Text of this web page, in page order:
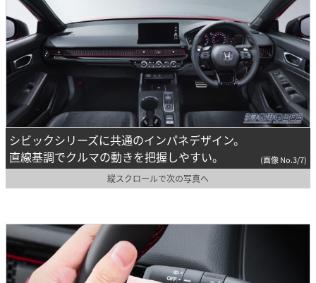
シビックシリーズに共通のインパネデザイン。
直線基調でクルマの動きを把握しやすい。
(画像 No.3/7)
縦スクロールで次の写真へ